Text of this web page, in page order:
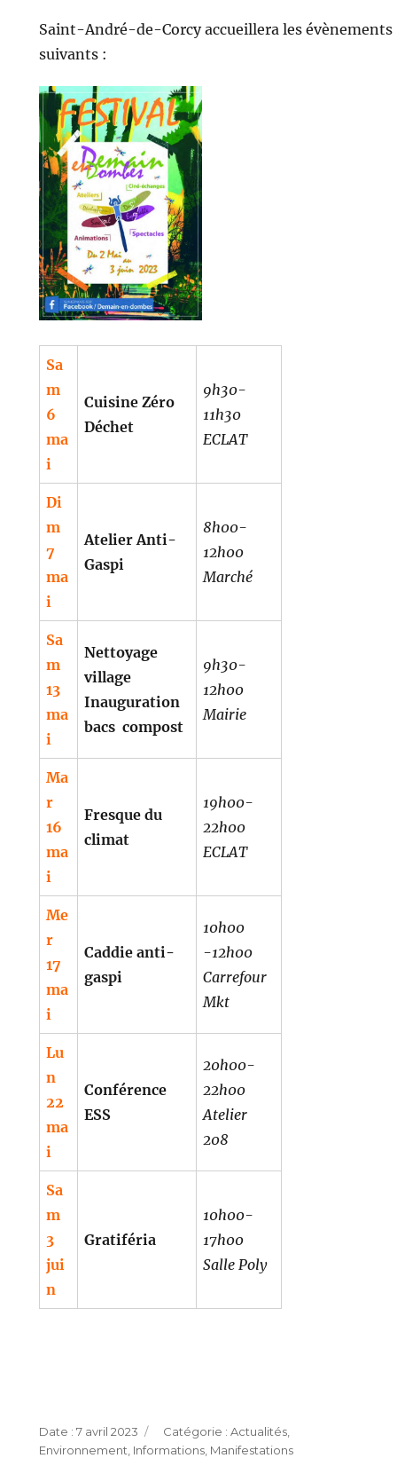
Saint-André-de-Corcy accueillera les évènements
suivants :
Sa
m
6
ma
i
Cuisine Zéro
Déchet
9h30-
11h30
ECLAT
Di
m
7
ma
i
Atelier Anti-
Gaspi
8h00-
12h00
Marché
Sa
m
13
ma
i
Nettoyage
village
Inauguration
bacs compost
9h30-
12h00
Mairie
Ma
r
16
ma
i
Fresque du
climat
19h00-
22h00
ECLAT
Me
r
17
ma
i
Caddie anti-
gaspi
10h00
-12h00
Carrefour
Mkt
Lu
n
22
ma
i
Conférence
ESS
20h00-
22h00
Atelier
208
Sa
m
3
jui
n
Gratiféria
10h00-
17h00
Salle Poly
Publié
le
7 avril 2023 Catégories
Actualités,
Environnement Informations, Manifestations